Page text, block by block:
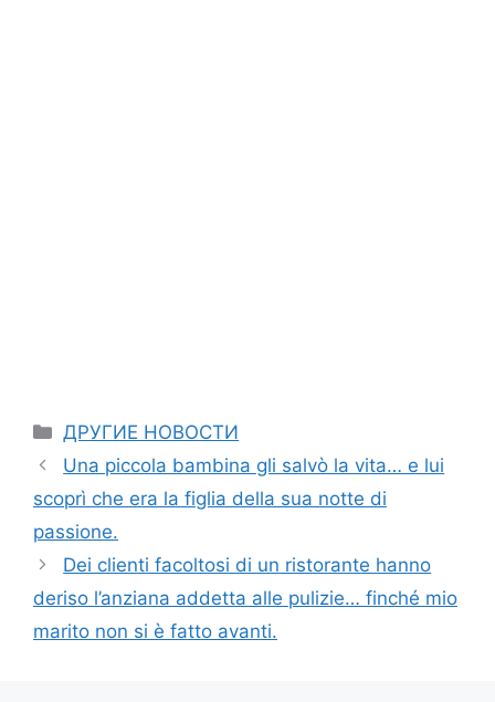
Categories
ДРУГИЕ НОВОСТИ
Una piccola bambina gli salvò la vita… e lui
scoprì che era la figlia della sua notte di
passione.
Dei clienti facoltosi di un ristorante hanno
deriso l’anziana addetta alle pulizie… finché mio
marito non si è fatto avanti.